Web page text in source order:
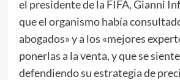
el presidente de la FIFA, Gianni
que el organismo había
abogados» y a los «mejores
ponerlas a la venta, y que se
defendiendo su estrategia de